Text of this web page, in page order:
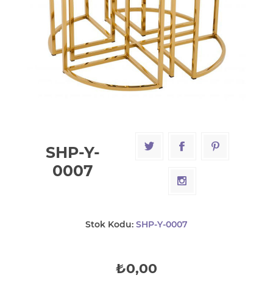
SHP-Y-
0007
Stok Kodu: SHP-Y-0007
₺0,00